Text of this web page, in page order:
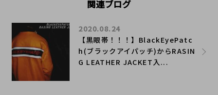
関連ブログ
【黒眼帯！！！】BlackEyePatc
h(ブラックアイパッチ)からRASIN
G LEATHER JACKET入...
2020.08.24